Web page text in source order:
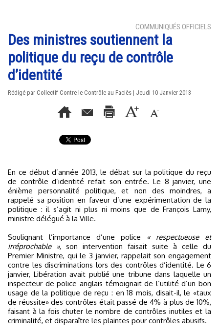
COMMUNIQUÉS OFFICIELS
Des ministres soutiennent la
politique du reçu de contrôle
d’identité
Rédigé par Collectif Contre le Contrôle au Faciès | Jeudi 10 Janvier 2013
En ce début d’année 2013, le débat sur la politique du reçu
de contrôle d’identité refait son entrée. Le 8 janvier, une
énième personnalité politique, et non des moindres, a
rappelé sa position en faveur d’une expérimentation de la
politique : il s’agit ni plus ni moins que de François Lamy,
ministre délégué à la Ville.
Soulignant l’importance d’une police
« respectueuse et
irréprochable », son intervention faisait suite à celle du
Premier Ministre, qui le 3 janvier, rappelait son engagement
contre les discriminations lors des contrôles d’identité. Le 6
janvier, Libération avait publié une tribune dans laquelle un
inspecteur de police anglais témoignait de l’utilité d’un bon
usage de la politique de reçu : en 18 mois, disait-il, le «taux
de réussite» des contrôles était passé de 4% à plus de 10%,
faisant à la fois chuter le nombre de contrôles inutiles et la
criminalité, et disparaître les plaintes pour contrôles abusifs.